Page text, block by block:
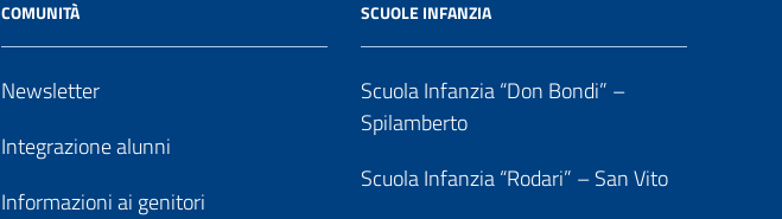
COMUNITÀ
Newsletter
Integrazione alunni
Informazioni ai genitori
SCUOLE INFANZIA
Scuola Infanzia “Don Bondi” –
Spilamberto
Scuola Infanzia “Rodari” – San Vito